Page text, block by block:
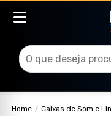
Home Caixas de Som e